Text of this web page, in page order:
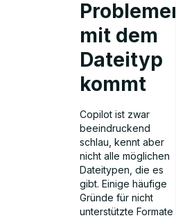
Problemen
mit dem
Dateityp
kommt
Copilot ist zwar
beeindruckend
schlau, kennt aber
nicht alle möglichen
Dateitypen, die es
gibt. Einige häufige
Gründe für nicht
unterstützte Formate